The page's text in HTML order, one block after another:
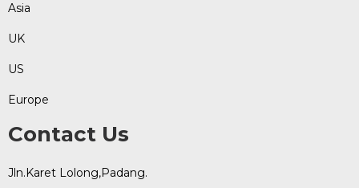
Asia
UK
US
Europe
Contact Us
Jln.Karet Lolong,Padang.